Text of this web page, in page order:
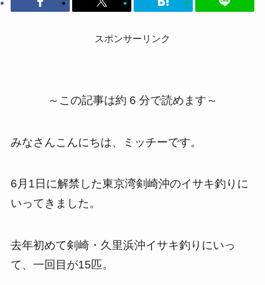
スポンサーリンク
～この記事は約 6 分で読めます～
みなさんこんにちは、ミッチーです。
6月1日に解禁した東京湾剣崎沖のイサキ釣りに
いってきました。
去年初めて剣崎・久里浜沖イサキ釣りにいっ
て、一回目が15匹。